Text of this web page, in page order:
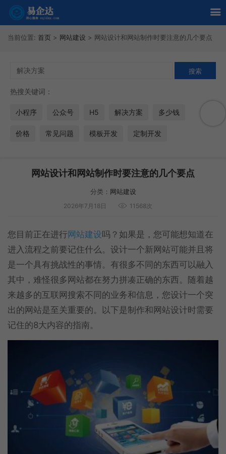
当前位置: 首页 > 网站建设 > 网站设计和网站制作时要注意的几个要点
热搜关键词：
小程序 公众号 H5 解决方案 多少钱
价格 常见问题 模板开发 定制开发
网站设计和网站制作时要注意的几个要点
分类： 网站建设
2026年7月18日 11568次
您目前正在进行网站建设吗？如果是，您可能想知道在
进入流程之前要记住什么。设计一个新网站可能并且将
是一个具有挑战性的事情。有很多不同的东西可以融入
其中，难怪很多网站都在努力拼凑正确的东西。随着越
来越多的互联网搜索不同的业务和信息，您设计一个突
出的网站是至关重要的。以下是制作和网站设计时需要
记住的8大内容的指南。